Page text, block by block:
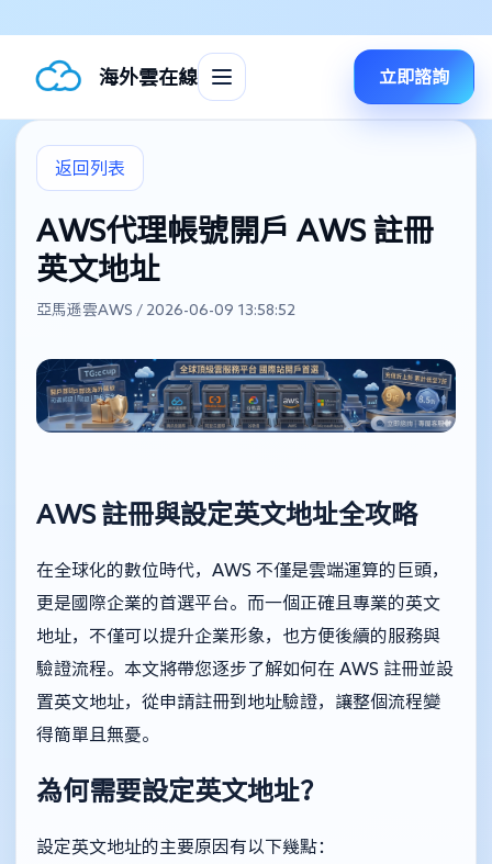
海外雲在線 立即諮詢
返回列表
AWS代理帳號開戶 AWS 註冊
英文地址
亞馬遜雲AWS / 2026-06-09 13:58:52
AWS 註冊與設定英文地址全攻略
在全球化的數位時代，AWS 不僅是雲端運算的巨頭，
更是國際企業的首選平台。而一個正確且專業的英文
地址，不僅可以提升企業形象，也方便後續的服務與
驗證流程。本文將帶您逐步了解如何在 AWS 註冊並設
置英文地址，從申請註冊到地址驗證，讓整個流程變
得簡單且無憂。
為何需要設定英文地址？
設定英文地址的主要原因有以下幾點：